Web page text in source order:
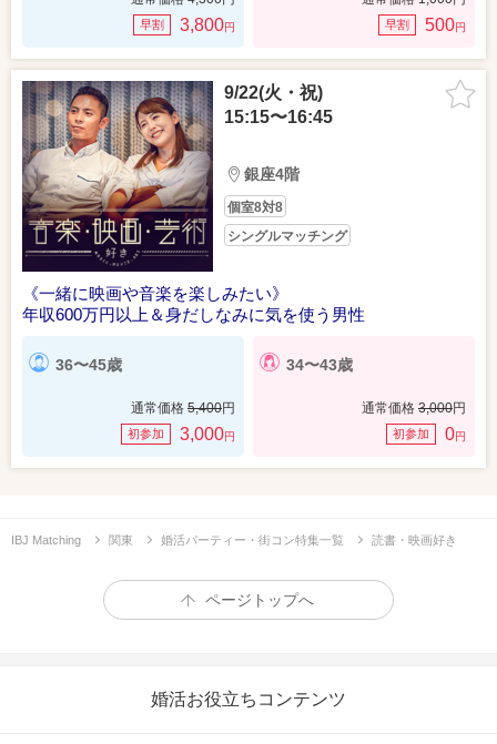
早割 3,800円 早割 500円
9/22(火・祝)
15:15〜16:45
銀座4階
個室8対8
シングルマッチング
《一緒に映画や音楽を楽しみたい》
年収600万円以上＆身だしなみに気を使う男性
36〜45歳
通常価格 5,400円
初参加 3,000円
34〜43歳
通常価格 3,000円
初参加 0円
IBJ Matching 関東 婚活パーティー・街コン特集一覧 読書・映画好き
ページトップへ
婚活お役立ちコンテンツ